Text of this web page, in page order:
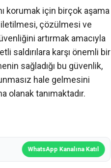
korumak için birçok aşama
iletilmesi, çözülmesi ve
artırmak amacıyla
saldırılara karşı önemli bir
sağladığı bu güvenlik,
hale gelmesini
olanak tanımaktadır.
WhatsApp Kanalına Katıl